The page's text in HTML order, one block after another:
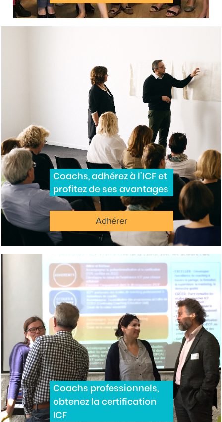
Coachs, adhérez à l’ICF et
profitez de ses avantages
Adhérer
Coachs professionnels,
obtenez la certification
ICF